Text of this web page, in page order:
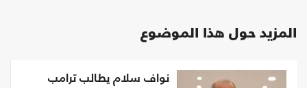
المزيد حول هذا الموضوع
نواف سلام يطالب ترامب